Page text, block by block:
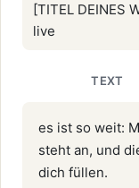
[TITEL DEINES
live
TEXT
es ist so weit:
steht an, und
dich füllen.